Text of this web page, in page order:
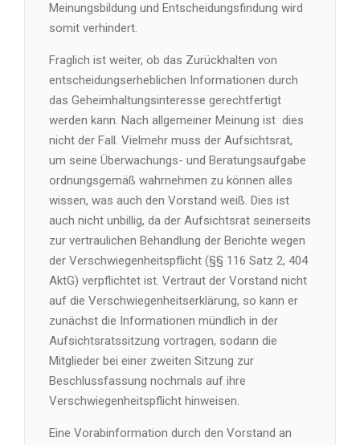
Meinungsbildung und Entscheidungsfindung wird
somit verhindert.
Fraglich ist weiter, ob das Zurückhalten von
entscheidungserheblichen Informationen durch
das Geheimhaltungsinteresse gerechtfertigt
werden kann. Nach allgemeiner Meinung ist dies
nicht der Fall. Vielmehr muss der Aufsichtsrat,
um seine Überwachungs- und Beratungsaufgabe
ordnungsgemäß wahrnehmen zu können alles
wissen, was auch den Vorstand weiß. Dies ist
auch nicht unbillig, da der Aufsichtsrat seinerseits
zur vertraulichen Behandlung der Berichte wegen
der Verschwiegenheitspflicht (§§ 116 Satz 2, 404
AktG) verpflichtet ist. Vertraut der Vorstand nicht
auf die Verschwiegenheitserklärung, so kann er
zunächst die Informationen mündlich in der
Aufsichtsratssitzung vortragen, sodann die
Mitglieder bei einer zweiten Sitzung zur
Beschlussfassung nochmals auf ihre
Verschwiegenheitspflicht hinweisen.
Eine Vorabinformation durch den Vorstand an